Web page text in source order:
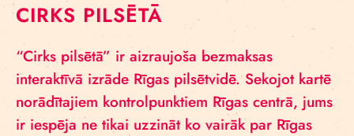
CIRKS PILSĒTĀ
“Cirks pilsētā” ir aizraujoša bezmaksas
interaktīvā izrāde Rīgas pilsētvidē. Sekojot kartē
norādītajiem kontrolpunktiem Rīgas centrā, jums
ir iespēja ne tikai uzzināt ko vairāk par Rīgas